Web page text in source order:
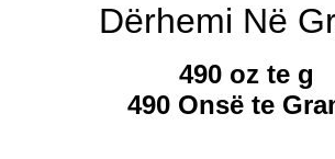
Dërhemi Në
490 oz te g
490 Onsë te